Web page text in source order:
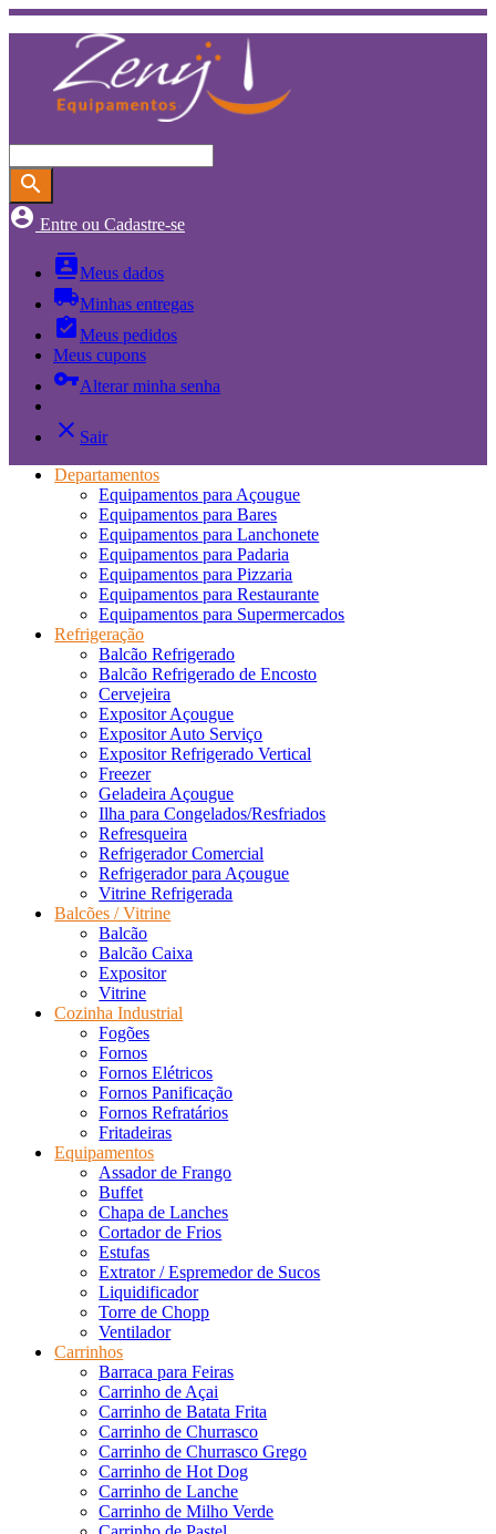
search
account_circle Entre ou Cadastre-se
contactsMeus dados
local_shippingMinhas entregas
assignment_turned_inMeus pedidos
Meus cupons
vpn_keyAlterar minha senha
close Sair
Departamentos
Equipamentos para Açougue
Equipamentos para Bares
Equipamentos para Lanchonete
Equipamentos para Padaria
Equipamentos para Pizzaria
Equipamentos para Restaurante
Equipamentos para Supermercados
Refrigeração
Balcão Refrigerado
Balcão Refrigerado de Encosto
Cervejeira
Expositor Açougue
Expositor Auto Serviço
Expositor Refrigerado Vertical
Freezer
Geladeira Açougue
Ilha para Congelados/Resfriados
Refresqueira
Refrigerador Comercial
Refrigerador para Açougue
Vitrine Refrigerada
Balcões / Vitrine
Balcão
Balcão Caixa
Expositor
Vitrine
Cozinha Industrial
Fogões
Fornos
Fornos Elétricos
Fornos Panificação
Fornos Refratários
Fritadeiras
Equipamentos
Assador de Frango
Buffet
Chapa de Lanches
Cortador de Frios
Estufas
Extrator / Espremedor de Sucos
Liquidificador
Torre de Chopp
Ventilador
Carrinhos
Barraca para Feiras
Carrinho de Açai
Carrinho de Batata Frita
Carrinho de Churrasco
Carrinho de Churrasco Grego
Carrinho de Hot Dog
Carrinho de Lanche
Carrinho de Milho Verde